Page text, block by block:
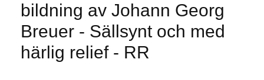
bildning av Johann Georg
Breuer - Sällsynt och med
härlig relief - RR